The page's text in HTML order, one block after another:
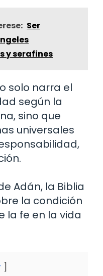
Ser
y serafines
solo narra el
según la
sino que
universales
Adán, la Biblia
la condición
la fe en la vida